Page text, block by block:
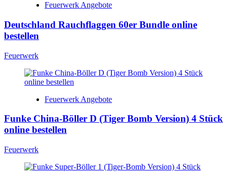
Feuerwerk Angebote
Deutschland Rauchflaggen 60er Bundle online
bestellen
Feuerwerk
Feuerwerk Angebote
Funke China-Böller D (Tiger Bomb Version) 4 Stück
online bestellen
Feuerwerk